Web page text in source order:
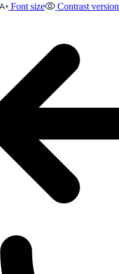
Font size Contrast version